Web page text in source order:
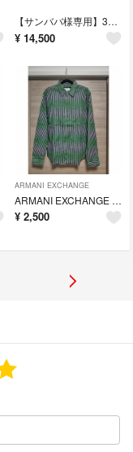
【サンババ様専用】3点セット(PUMA・BALENCIAGA・Noritake)
¥ 14,500
ARMANI EXCHANGE
ARMANI EXCHANGE アルマーニ エクスチェンジ 長袖シャツ(美品)
¥ 2,500